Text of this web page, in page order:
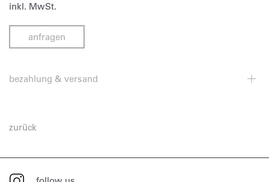
inkl. MwSt.
anfragen
bezahlung & versand
zurück